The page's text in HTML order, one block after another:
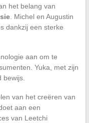
het belang van
. Michel en Augustin
dankzij een sterke
aan om te
Yuka, met zijn
bewijs.
van het creëren van
aan een
van Leetchi